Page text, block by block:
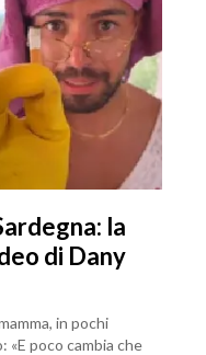
la
di Dany
in pochi
«E poco cambia che